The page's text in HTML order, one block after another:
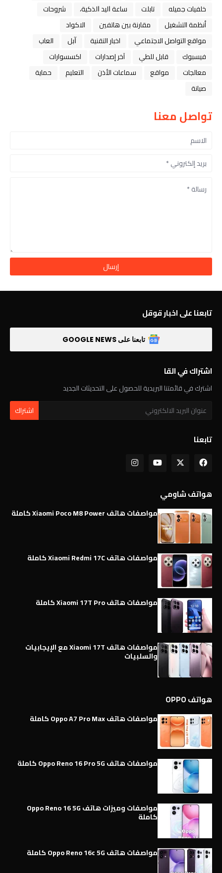
خلفيات جميله
تابلت ﺳﺎﻋﺔ ﺍﻟﻴﺪ ﺍﻟﺬﻛﻴﺔ،
شروحات
أنظمة التشغيل
مقارنة بين هاتفين
الاكواد
مواقع التواصل الاجتماعي
اخبار التقنية ﺁﺑﻞ
العاب
فيسبوك
قابل للطي آخر إصدارات
اكسسوارات
معالجات
مواقع سماعات الأذن التعليم
حماية
صيانة
تواصل معنا
تابعنا على اخبار قوقل
تابعنا على GOOGLE NEWS
اشتراك في القا
اشترك في قائمتنا البريدية للحصول على التحديثات الجديد
تابعنا
هواتف شاومي
مواصفات هاتف Xiaomi Poco M8 Power كاملة
مواصفات هاتف Xiaomi Redmi 17C كاملة
مواصفات هاتف Xiaomi 17T Pro كاملة
مواصفات هاتف Xiaomi 17T مع الإيجابيات
والسلبيات
هواتف OPPO
مواصفات هاتف Oppo A7 Pro Max كاملة
مواصفات هاتف Oppo Reno 16 Pro 5G كاملة
مواصفات وميزات هاتف Oppo Reno 16 5G
كاملة
مواصفات هاتف Oppo Reno 16c 5G كاملة